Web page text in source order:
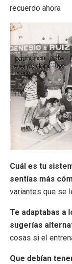
recuerdo ahora
Cuál es tu
sentías más
variantes que se
Te adaptabas a
sugerías
cosas si el
Que debían